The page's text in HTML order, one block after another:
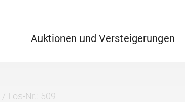
Auktionen und Versteigerungen
Los-Nr.: 509